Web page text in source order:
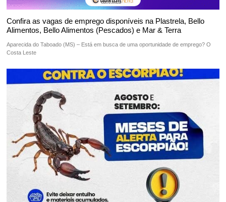
Confira as vagas de emprego disponíveis na Plastrela, Bello
Alimentos, Bello Alimentos (Pescados) e Mar & Terra
Aparecida do Taboado (MS) – Está em busca de uma oportunidade de emprego? O
Costa Leste